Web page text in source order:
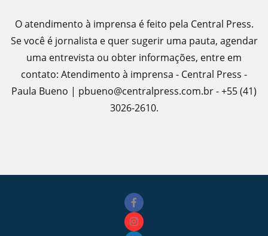
O atendimento à imprensa é feito pela Central Press.
Se você é jornalista e quer sugerir uma pauta, agendar
uma entrevista ou obter informações, entre em
contato: Atendimento à imprensa - Central Press -
Paula Bueno | pbueno@centralpress.com.br - +55 (41)
3026-2610.